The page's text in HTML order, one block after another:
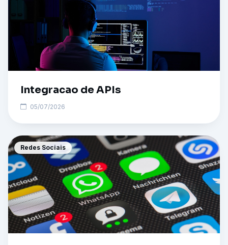
Integracao de APIs
05/07/2026
Redes Sociais